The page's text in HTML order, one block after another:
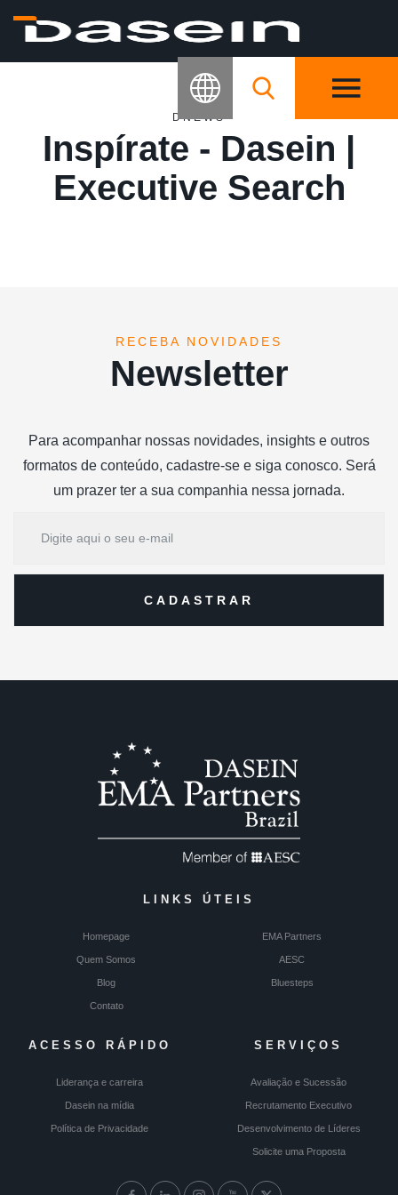
DNEWS
Inspírate - Dasein |
Executive Search
RECEBA NOVIDADES
Newsletter
Para acompanhar nossas novidades, insights e outros
formatos de conteúdo, cadastre-se e siga conosco. Será
um prazer ter a sua companhia nessa jornada.
LINKS ÚTEIS
Homepage EMA Partners
Quem Somos AESC
Blog Bluesteps
Contato
ACESSO RÁPIDO
Liderança e carreira
Dasein na mídia
Política de Privacidade
SERVIÇOS
Avaliação e Sucessão
Recrutamento Executivo
Desenvolvimento de Líderes
Solicite uma Proposta